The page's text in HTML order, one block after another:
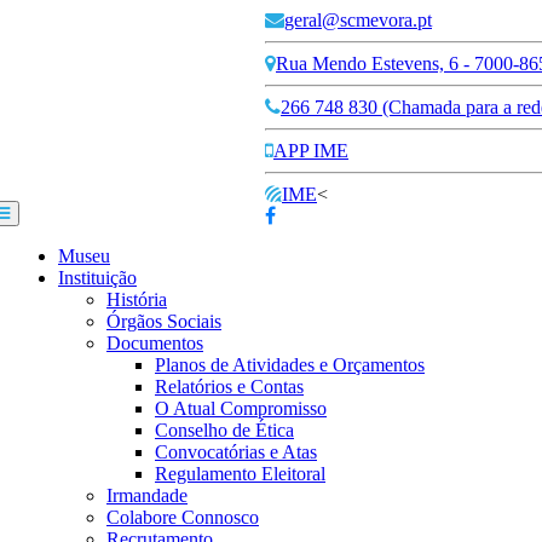
geral@scmevora.pt
Rua Mendo Estevens, 6 - 7000-
266 748 830 (Chamada para a
APP IME
IME<
Museu
Instituição
História
Órgãos Sociais
Documentos
Planos de Atividades e Orçamentos
Relatórios e Contas
O Atual Compromisso
Conselho de Ética
Convocatórias e Atas
Regulamento Eleitoral
Irmandade
Colabore Connosco